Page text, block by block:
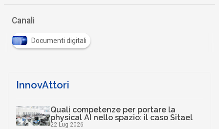
Canali
Documenti digitali
InnovAttori
Quali competenze per portare la
physical AI nello spazio: il caso Sitael
22 Lug 2026